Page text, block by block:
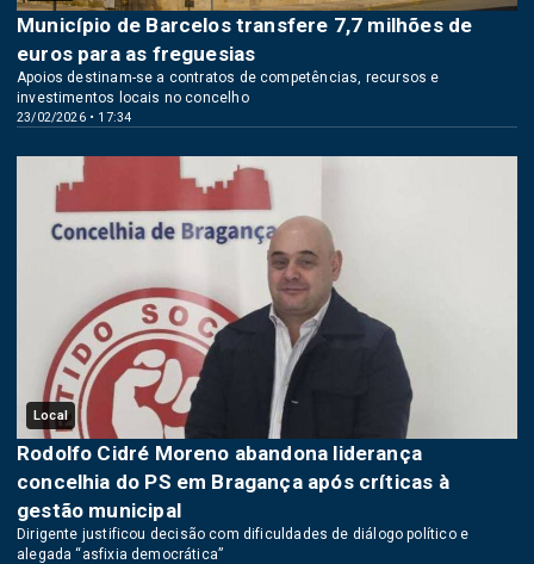
23/02/2026 • 17:34
Município de Barcelos transfere 7,7 milhões de
euros para as freguesias
Apoios destinam-se a contratos de competências, recursos e
investimentos locais no concelho
Local
Rodolfo Cidré Moreno abandona liderança
concelhia do PS em Bragança após críticas à
gestão municipal
Dirigente justificou decisão com dificuldades de diálogo político e
alegada “asfixia democrática”